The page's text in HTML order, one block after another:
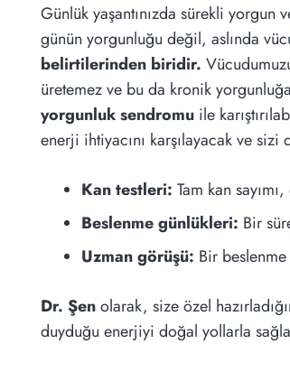
Günlük yaşantınızda sürekli
günün yorgunluğu değil, aslında
belirtilerinden biridir.
üretemez ve bu da kronik
yorgunluk sendromu ile
enerji ihtiyacını karşılayacak ve
Kan testleri: Tam kan
Beslenme günlükleri: Bir
Uzman görüşü: Bir
Dr. Şenolarak, size özel
duyduğu enerjiyi doğal yollarla